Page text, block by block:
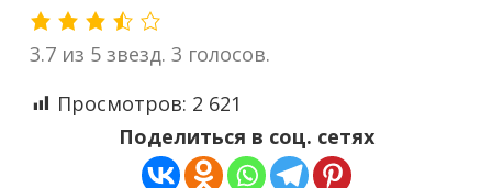
3.7 из 5 звезд. 3 голосов.
Просмотров: 2 621
Поделиться в соц. сетях